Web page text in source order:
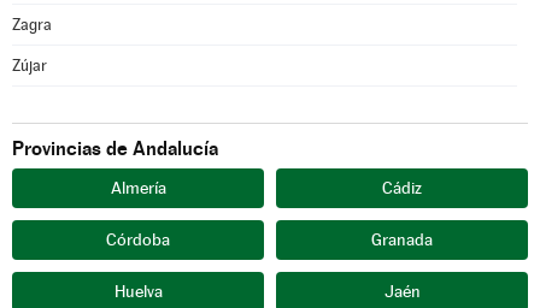
Zagra
Zújar
Provincias de Andalucía
Almería Cádiz
Córdoba Granada
Huelva Jaén